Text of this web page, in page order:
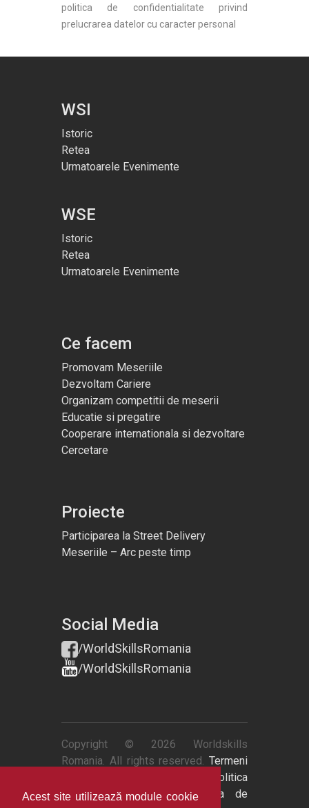
Acest site utilizează module cookie
politica de confidentialitate privind
prelucrarea datelor cu caracter personal
WSI
Istoric
Retea
Urmatoarele Evenimente
WSE
Istoric
Retea
Urmatoarele Evenimente
Ce facem
Promovam Meseriile
Dezvoltam Cariere
Organizam competitii de meserii
Educatie si pregatire
Cooperare internationala si dezvoltare
Cercetare
Proiecte
Participarea la Street Delivery
Meseriile – Arc peste timp
Social Media
/WorldSkillsRomania
/WorldSkillsRomania
Copyright © 2026 Worldskills
Romania. All rights reserved. Termeni
Politica
de confidentialitate |Politica de